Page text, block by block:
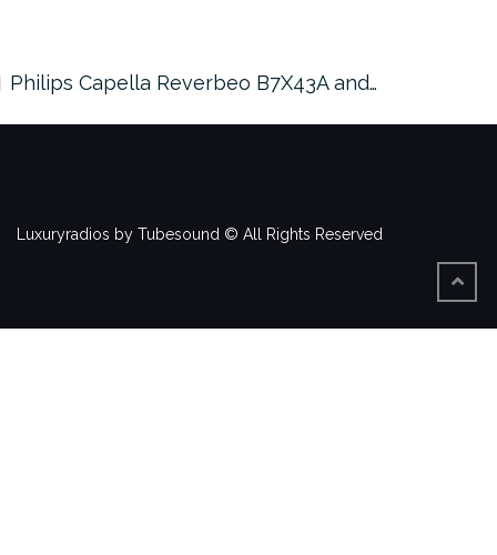
Philips Capella Reverbeo B7X43A and…
Luxuryradios by Tubesound © All Rights Reserved